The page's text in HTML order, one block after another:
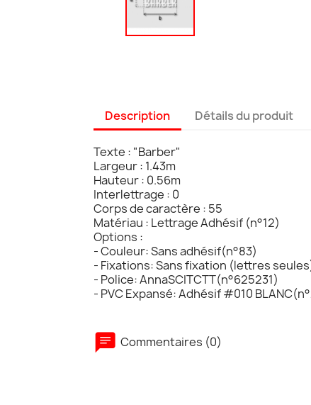
Description Détails du produit
Texte : "Barber"
Largeur : 1.43m
Hauteur : 0.56m
Interlettrage : 0
Corps de caractère : 55
Matériau : Lettrage Adhésif (n°12)
Options :
- Couleur: Sans adhésif(n°83)
- Fixations: Sans fixation (lettres
- Police: AnnaSCITCTT(n°625231)
- PVC Expansé: Adhésif #010
Commentaires (0)